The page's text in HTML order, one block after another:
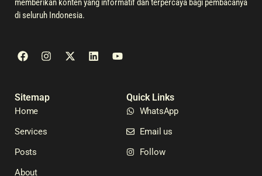
memberikan konten yang informatif dan terpercaya bagi pembacanya
di seluruh Indonesia.
Sitemap
Home
Services
Posts
About
Quick Links
WhatsApp
Email us
Follow